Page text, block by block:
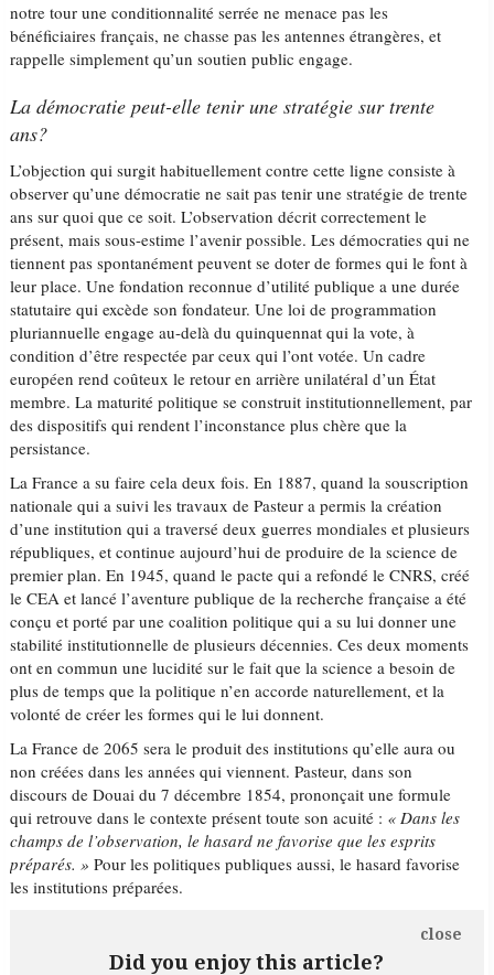
notre tour une conditionnalité serrée ne menace pas les
bénéficiaires français, ne chasse pas les antennes étrangères, et
rappelle simplement qu’un soutien public engage.
La démocratie peut-elle tenir une stratégie sur trente
ans?
L’objection qui surgit habituellement contre cette ligne consiste à
observer qu’une démocratie ne sait pas tenir une stratégie de trente
ans sur quoi que ce soit. L’observation décrit correctement le
présent, mais sous-estime l’avenir possible. Les démocraties qui ne
tiennent pas spontanément peuvent se doter de formes qui le font à
leur place. Une fondation reconnue d’utilité publique a une durée
statutaire qui excède son fondateur. Une loi de programmation
pluriannuelle engage au-delà du quinquennat qui la vote, à
condition d’être respectée par ceux qui l’ont votée. Un cadre
européen rend coûteux le retour en arrière unilatéral d’un État
membre. La maturité politique se construit institutionnellement, par
des dispositifs qui rendent l’inconstance plus chère que la
persistance.
La France a su faire cela deux fois. En 1887, quand la souscription
nationale qui a suivi les travaux de Pasteur a permis la création
d’une institution qui a traversé deux guerres mondiales et plusieurs
républiques, et continue aujourd’hui de produire de la science de
premier plan. En 1945, quand le pacte qui a refondé le CNRS, créé
le CEA et lancé l’aventure publique de la recherche française a été
conçu et porté par une coalition politique qui a su lui donner une
stabilité institutionnelle de plusieurs décennies. Ces deux moments
ont en commun une lucidité sur le fait que la science a besoin de
plus de temps que la politique n’en accorde naturellement, et la
volonté de créer les formes qui le lui donnent.
La France de 2065 sera le produit des institutions qu’elle aura ou
non créées dans les années qui viennent. Pasteur, dans son
discours de Douai du 7 décembre 1854, prononçait une formule
qui retrouve dans le contexte présent toute son acuité : « Dans les
champs de l’observation, le hasard ne favorise que les esprits
préparés. » Pour les politiques publiques aussi, le hasard favorise
les institutions préparées.
Did you enjoy this article?
close